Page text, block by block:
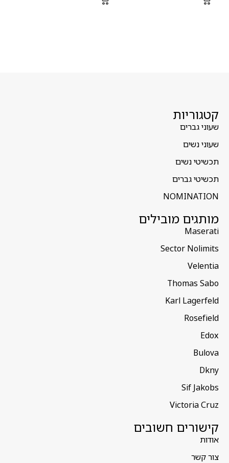
קטגוריות
שעוני גברים
שעוני נשים
תכשיטי נשים
תכשיטי גברים
NOMINATION
מותגים מובילים
Maserati
Sector Nolimits
Velentia
Thomas Sabo
Karl Lagerfeld
Rosefield
Edox
Bulova
Dkny
Sif Jakobs
Victoria Cruz
קישורים חשובים
אודות
צור קשר